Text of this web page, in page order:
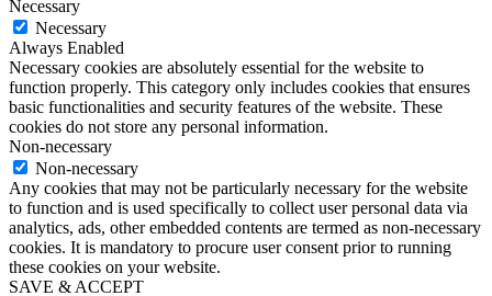
Necessary
Necessary
Always Enabled
Necessary cookies are absolutely essential for the website to
function properly. This category only includes cookies that ensures
basic functionalities and security features of the website. These
cookies do not store any personal information.
Non-necessary
Non-necessary
Any cookies that may not be particularly necessary for the website
to function and is used specifically to collect user personal data via
analytics, ads, other embedded contents are termed as non-necessary
cookies. It is mandatory to procure user consent prior to running
these cookies on your website.
SAVE & ACCEPT